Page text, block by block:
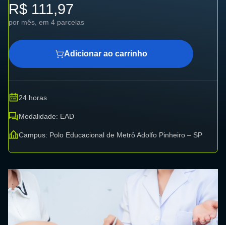
R$ 111,97
por mês, em 4 parcelas
Adicionar ao carrinho
24 horas
Modalidade: EAD
Campus: Polo Educacional de Metrô Adolfo Pinheiro – SP